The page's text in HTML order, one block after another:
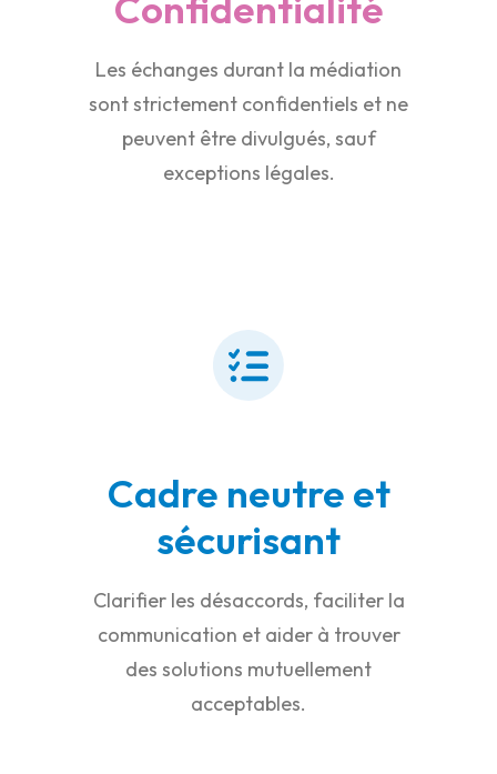
Les échanges durant la médiation
sont strictement confidentiels et ne
peuvent être divulgués, sauf
exceptions légales.
Cadre neutre et
sécurisant
Clarifier les désaccords, faciliter la
communication et aider à trouver
des solutions mutuellement
acceptables.